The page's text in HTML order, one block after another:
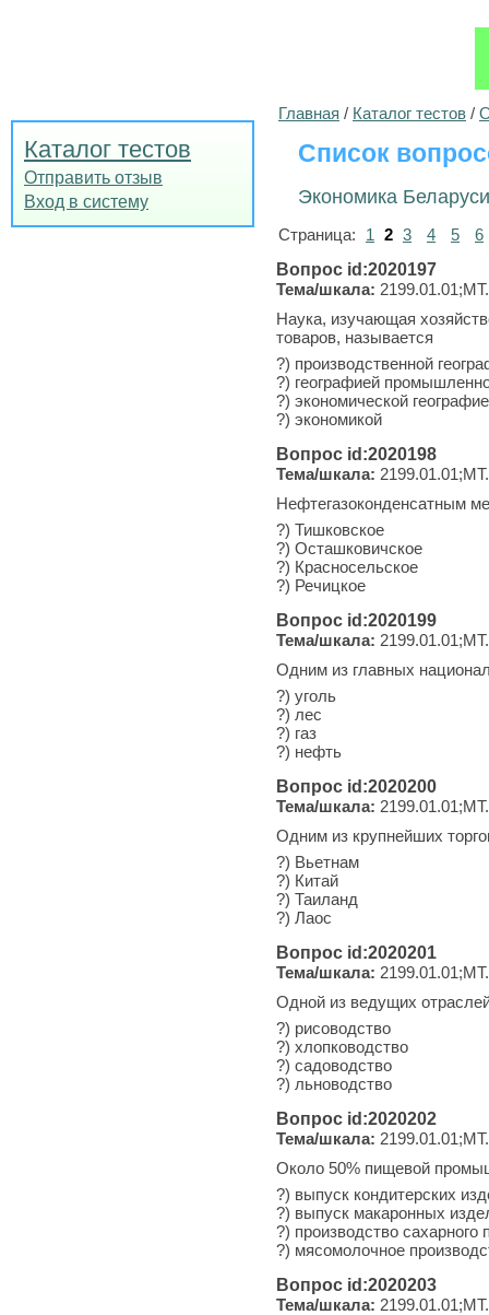
Каталог тестов
Отправить отзыв
Вход в систему
Главная / Каталог тестов /
Список
Экономика Беларуси
Страница: 1 2 3 4 5
6
Вопрос id:2020197
Тема/шкала:
Наука, изучающая
товаров, называется
?) производственной
?) географией
?) экономической
?) экономикой
Вопрос id:2020198
Тема/шкала:
Нефтегазоконденсатным
?) Тишковское
?) Осташковичское
?) Красносельское
?) Речицкое
Вопрос id:2020199
Тема/шкала:
Одним из главных
?) уголь
?) лес
?) газ
?) нефть
Вопрос id:2020200
Тема/шкала:
Одним из крупнейших
?) Вьетнам
?) Китай
?) Таиланд
?) Лаос
Вопрос id:2020201
Тема/шкала:
Одной из ведущих
?) рисоводство
?) хлопководство
?) садоводство
?) льноводство
Вопрос id:2020202
Тема/шкала:
Около 50% пищевой
?) выпуск кондитерских
?) выпуск макаронных
?) производство сахарного
?) мясомолочное
Вопрос id:2020203
Тема/шкала: